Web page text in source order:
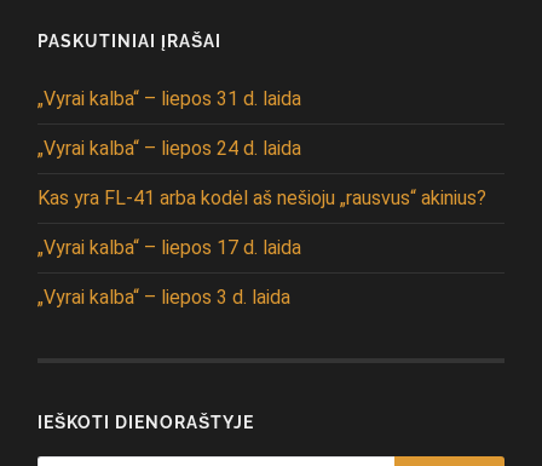
PASKUTINIAI ĮRAŠAI
„Vyrai kalba“ – liepos 31 d. laida
„Vyrai kalba“ – liepos 24 d. laida
Kas yra FL-41 arba kodėl aš nešioju „rausvus“ akinius?
„Vyrai kalba“ – liepos 17 d. laida
„Vyrai kalba“ – liepos 3 d. laida
IEŠKOTI DIENORAŠTYJE